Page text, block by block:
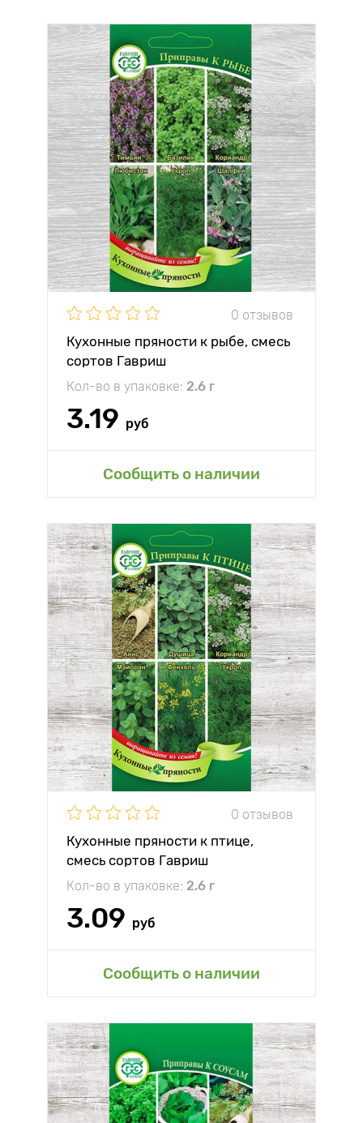
0 отзывов
Кухонные пряности к рыбе, смесь
сортов Гавриш
Кол-во в упаковке: 2.6 г
3.19 руб
Сообщить о наличии
0 отзывов
Кухонные пряности к птице,
смесь сортов Гавриш
Кол-во в упаковке: 2.6 г
3.09 руб
Сообщить о наличии